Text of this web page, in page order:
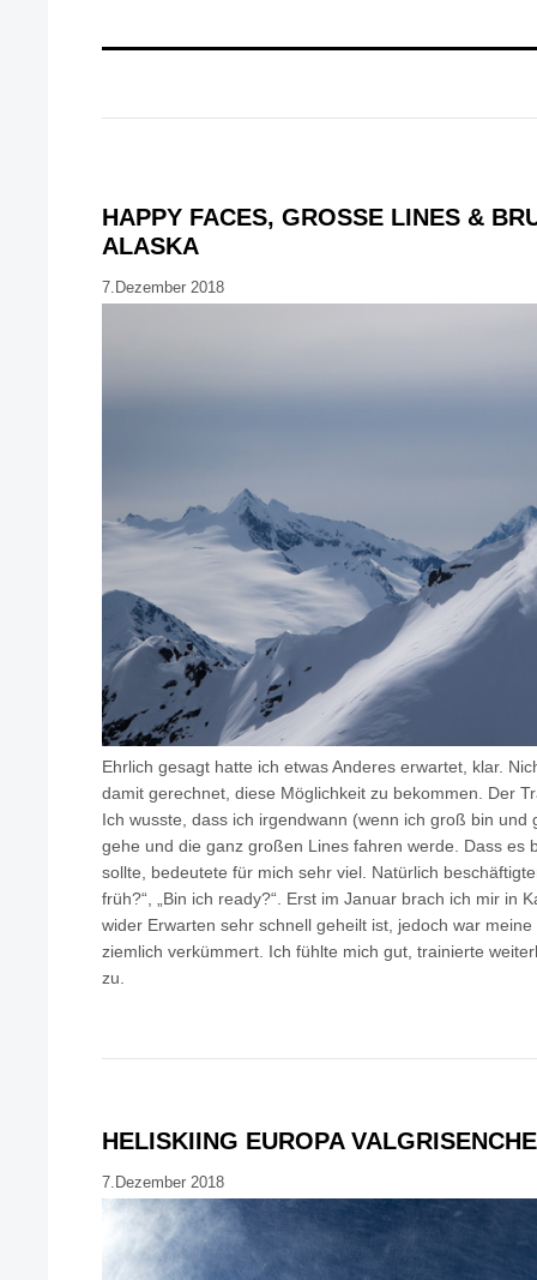
HAPPY FACES, GROSSE LINES &
LASKA
7.Dezember 2018
Ehrlich gesagt hatte ich etwas Anderes erwartet, klar.
damit gerechnet, diese Möglichkeit zu bekommen. Der
Ich wusste, dass ich irgendwann (wenn ich groß bin und
gehe und die ganz großen Lines fahren werde. Dass es
sollte, bedeutete für mich sehr viel. Natürlich
früh?“, „Bin ich ready?“. Erst im Januar brach ich mir in
wider Erwarten sehr schnell geheilt ist, jedoch war
ziemlich verkümmert. Ich fühlte mich gut, trainierte
zu.
HELISKIING EUROPA VALGRISENCHE
7.Dezember 2018